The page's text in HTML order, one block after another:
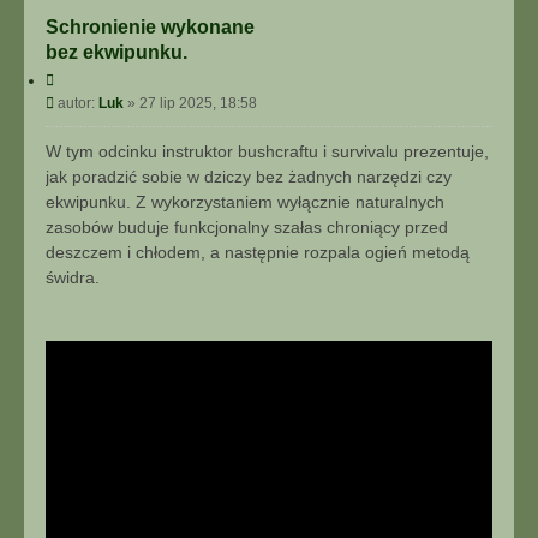
E
A
N
S
O
W
Schronienie wykonane
bez ekwipunku.
y
j
P
o
s
autor: Luk » 27 lip 2025, 18:58
W tym odcinku instruktor bushcraftu i survivalu prezentuje,
jak poradzić sobie w dziczy bez żadnych narzędzi czy
ekwipunku. Z wykorzystaniem wyłącznie naturalnych
zasobów buduje funkcjonalny szałas chroniący przed
deszczem i chłodem, a następnie rozpala ogień metodą
świdra.